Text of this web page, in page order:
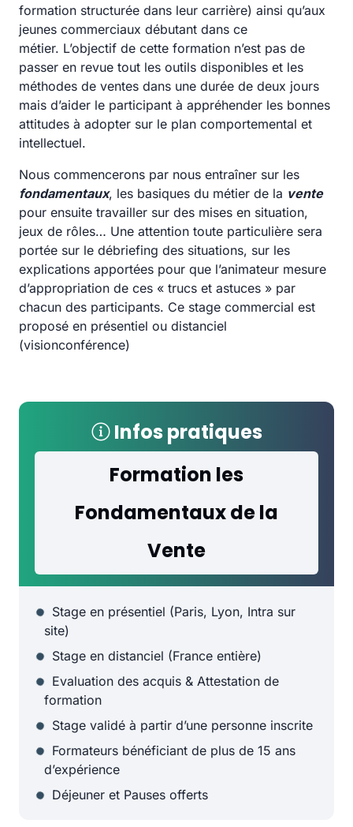
formation structurée dans leur carrière) ainsi qu’aux
jeunes commerciaux débutant dans ce
métier. L’objectif de cette formation n’est pas de
passer en revue tout les outils disponibles et les
méthodes de ventes dans une durée de deux jours
mais d’aider le participant à appréhender les bonnes
attitudes à adopter sur le plan comportemental et
intellectuel.
Nous commencerons par nous entraîner sur les
fondamentaux, les basiques du métier de la vente
pour ensuite travailler sur des mises en situation,
jeux de rôles… Une attention toute particulière sera
portée sur le débriefing des situations, sur les
explications apportées pour que l’animateur mesure
d’appropriation de ces « trucs et astuces » par
chacun des participants. Ce stage commercial est
proposé en présentiel ou distanciel
(visionconférence)
Infos pratiques
Formation les
Fondamentaux de la
Vente
Stage en présentiel (Paris, Lyon, Intra sur
site)
Stage en distanciel (France entière)
Evaluation des acquis & Attestation de
formation
Stage validé à partir d’une personne inscrite
Formateurs bénéficiant de plus de 15 ans
d’expérience
Déjeuner et Pauses offerts